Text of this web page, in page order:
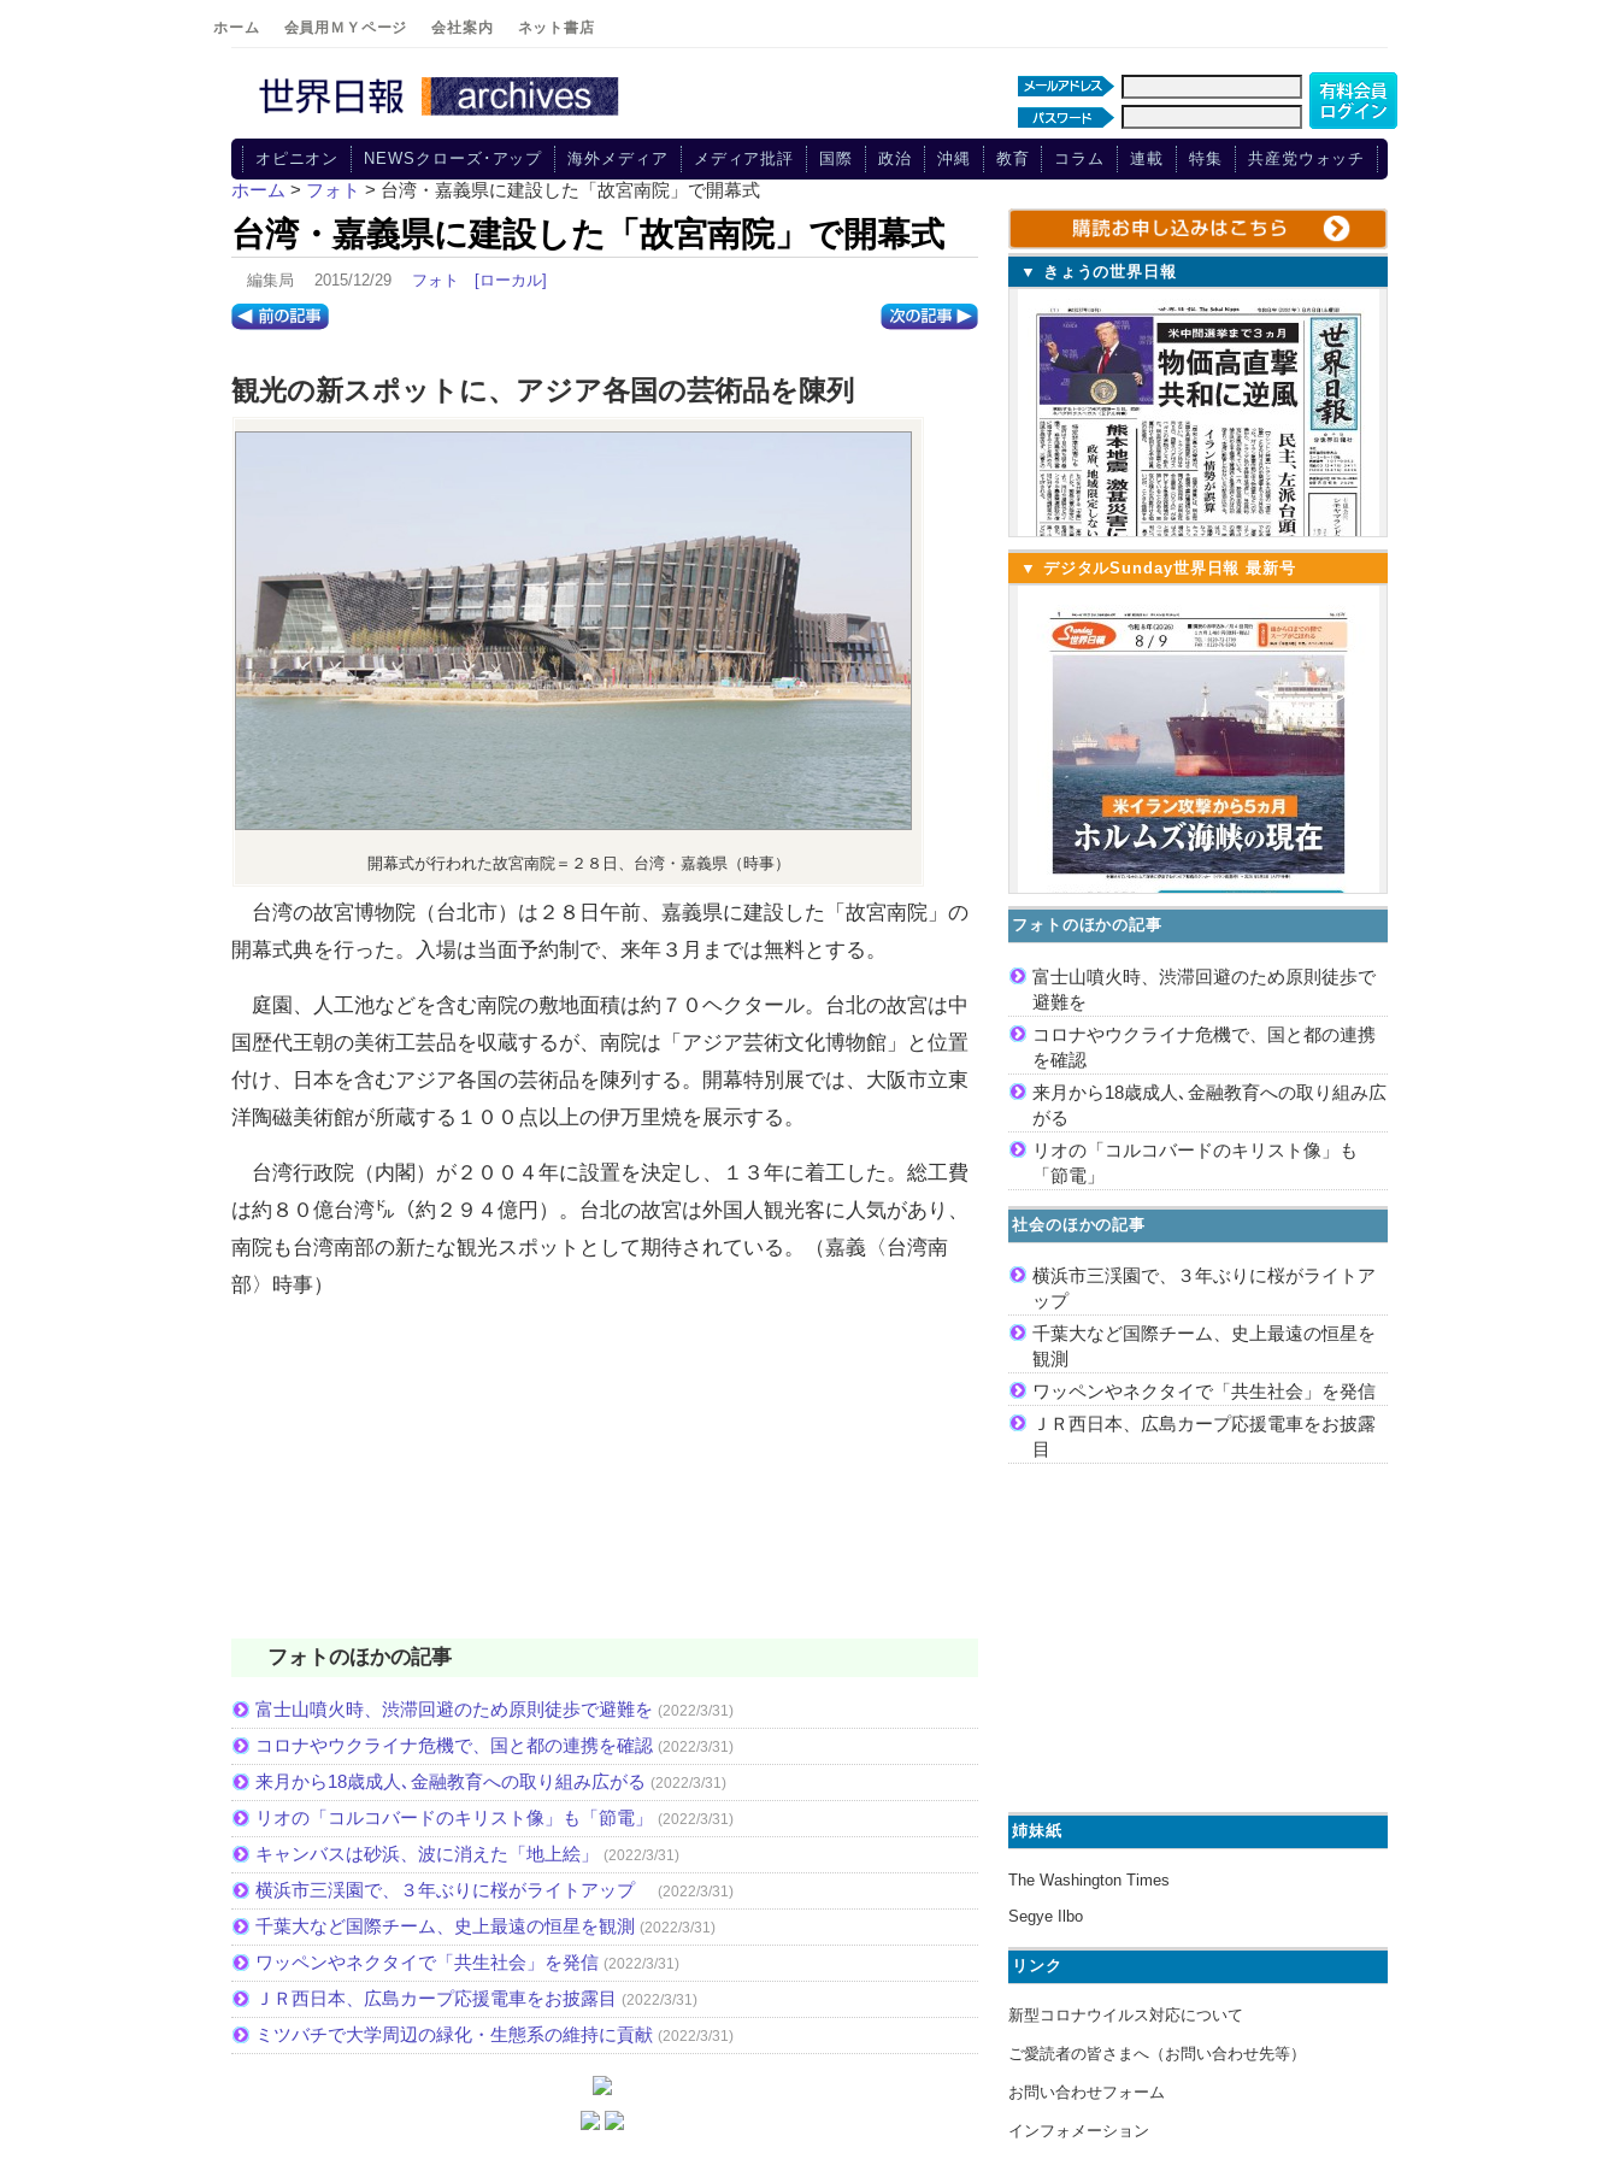
ホーム 会員用ＭＹページ 会社案内 ネット書店
オピニオン NEWSクローズ･アップ 海外メディア メディア批評 国際 政治 沖縄 教育 コラム 連載 特集 共産党ウォッチ
ホーム > フォト > 台湾・嘉義県に建設した「故宮南院」で開幕式
台湾・嘉義県に建設した「故宮南院」で開幕式
編集局 2015/12/29 フォト [ローカル]
観光の新スポットに、アジア各国の芸術品を陳列
開幕式が行われた故宮南院＝２８日、台湾・嘉義県（時事）
台湾の故宮博物院（台北市）は２８日午前、嘉義県に建設した「故宮南院」の
開幕式典を行った。入場は当面予約制で、来年３月までは無料とする。
庭園、人工池などを含む南院の敷地面積は約７０ヘクタール。台北の故宮は中
国歴代王朝の美術工芸品を収蔵するが、南院は「アジア芸術文化博物館」と位置
付け、日本を含むアジア各国の芸術品を陳列する。開幕特別展では、大阪市立東
洋陶磁美術館が所蔵する１００点以上の伊万里焼を展示する。
台湾行政院（内閣）が２００４年に設置を決定し、１３年に着工した。総工費
は約８０億台湾㌦（約２９４億円）。台北の故宮は外国人観光客に人気があり、
南院も台湾南部の新たな観光スポットとして期待されている。（嘉義〈台湾南
部〉時事）
フォトのほかの記事
富士山噴火時、渋滞回避のため原則徒歩で避難を (2022/3/31)
コロナやウクライナ危機で、国と都の連携を確認 (2022/3/31)
来月から18歳成人､金融教育への取り組み広がる (2022/3/31)
リオの「コルコバードのキリスト像」も「節電」 (2022/3/31)
キャンバスは砂浜、波に消えた「地上絵」 (2022/3/31)
横浜市三渓園で、３年ぶりに桜がライトアップ (2022/3/31)
千葉大など国際チーム、史上最遠の恒星を観測 (2022/3/31)
ワッペンやネクタイで「共生社会」を発信 (2022/3/31)
ＪＲ西日本、広島カープ応援電車をお披露目 (2022/3/31)
ミツバチで大学周辺の緑化・生態系の維持に貢献 (2022/3/31)
▼ きょうの世界日報
▼ デジタルSunday世界日報 最新号
フォトのほかの記事
富士山噴火時、渋滞回避のため原則徒歩で
避難を
コロナやウクライナ危機で、国と都の連携
を確認
来月から18歳成人､金融教育への取り組み広
がる
リオの「コルコバードのキリスト像」も
「節電」
社会のほかの記事
横浜市三渓園で、３年ぶりに桜がライトア
ップ
千葉大など国際チーム、史上最遠の恒星を
観測
ワッペンやネクタイで「共生社会」を発信
ＪＲ西日本、広島カープ応援電車をお披露
目
姉妹紙
The Washington Times
Segye Ilbo
リンク
新型コロナウイルス対応について
ご愛読者の皆さまへ（お問い合わせ先等）
お問い合わせフォーム
インフォメーション